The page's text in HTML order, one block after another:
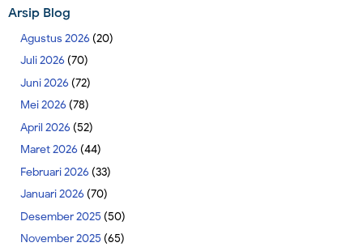
Arsip Blog
Agustus 2026 (20)
Juli 2026 (70)
Juni 2026 (72)
Mei 2026 (78)
April 2026 (52)
Maret 2026 (44)
Februari 2026 (33)
Januari 2026 (70)
Desember 2025 (50)
November 2025 (65)